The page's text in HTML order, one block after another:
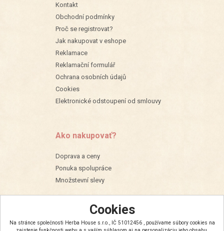
Cookies
Na stránce společnosti Herba House s.r.o., IČ 51012456 , používame súbory cookies na
Kontakt
Obchodní podmínky
Proč se registrovat?
Jak nakupovat v eshope
Reklamace
Reklamační formulář
Ochrana osobních údajů
Cookies
Elektronické odstoupení od smlouvy
Ako nakupovať?
Doprava a ceny
Ponuka spolupráce
Množstevní slevy